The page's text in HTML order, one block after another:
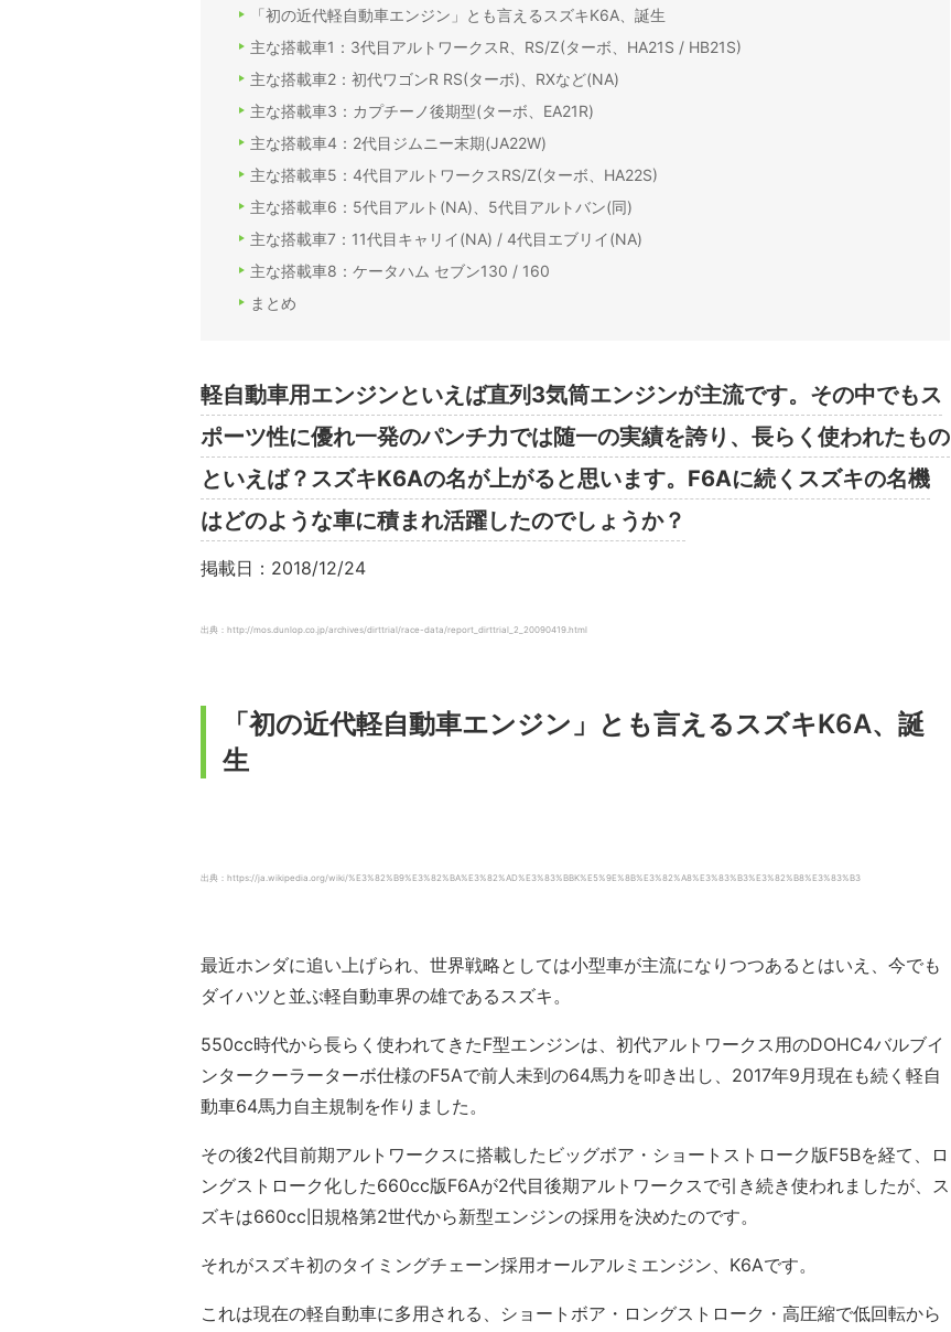
「初の近代軽自動車エンジン」とも言えるスズキK6A、誕生
主な搭載車1：3代目アルトワークスR、RS/Z(ターボ、HA21S / HB21S)
主な搭載車2：初代ワゴンR RS(ターボ)、RXなど(NA)
主な搭載車3：カプチーノ後期型(ターボ、EA21R)
主な搭載車4：2代目ジムニー末期(JA22W)
主な搭載車5：4代目アルトワークスRS/Z(ターボ、HA22S)
主な搭載車6：5代目アルト(NA)、5代目アルトバン(同)
主な搭載車7：11代目キャリイ(NA) / 4代目エブリイ(NA)
主な搭載車8：ケータハム セブン130 / 160
まとめ
軽自動車用エンジンといえば直列3気筒エンジンが主流です。その中でもス
ポーツ性に優れ一発のパンチ力では随一の実績を誇り、長らく使われたもの
といえば？スズキK6Aの名が上がると思います。F6Aに続くスズキの名機
はどのような車に積まれ活躍したのでしょうか？
掲載日：2018/12/24
出典：http://mos.dunlop.co.jp/archives/dirttrial/race-data/report_dirttrial_2_20090419.html
「初の近代軽自動車エンジン」とも言えるスズキK6A、誕
生
出典：https://ja.wikipedia.org/wiki/%E3%82%B9%E3%82%BA%E3%82%AD%E3%83%BBK%E5%9E%8B%E3%82%A8%E3%83%B3%E3%82%B8%E3%83%B3
最近ホンダに追い上げられ、世界戦略としては小型車が主流になりつつあるとはいえ、今でも
ダイハツと並ぶ軽自動車界の雄であるスズキ。
550cc時代から長らく使われてきたF型エンジンは、初代アルトワークス用のDOHC4バルブイ
ンタークーラーターボ仕様のF5Aで前人未到の64馬力を叩き出し、2017年9月現在も続く軽自
動車64馬力自主規制を作りました。
その後2代目前期アルトワークスに搭載したビッグボア・ショートストローク版F5Bを経て、ロ
ングストローク化した660cc版F6Aが2代目後期アルトワークスで引き続き使われましたが、ス
ズキは660cc旧規格第2世代から新型エンジンの採用を決めたのです。
それがスズキ初のタイミングチェーン採用オールアルミエンジン、K6Aです。
これは現在の軽自動車に多用される、ショートボア・ロングストローク・高圧縮で低回転から